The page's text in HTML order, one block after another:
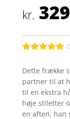
kr.
af 5
baseret på
kundebedøm
melser
(
Dette frække
partner til at
til en ekstra
høje stiletter
en aften, han